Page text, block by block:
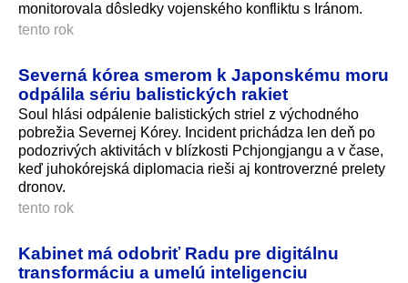
monitorovala dôsledky vojenského konfliktu s Iránom.
tento rok
Severná kórea smerom k Japonskému moru
odpálila sériu balistických rakiet
Soul hlási odpálenie balistických striel z východného
pobrežia Severnej Kórey. Incident prichádza len deň po
podozrivých aktivitách v blízkosti Pchjongjangu a v čase,
keď juhokórejská diplomacia rieši aj kontroverzné prelety
dronov.
tento rok
Kabinet má odobriť Radu pre digitálnu
transformáciu a umelú inteligenciu